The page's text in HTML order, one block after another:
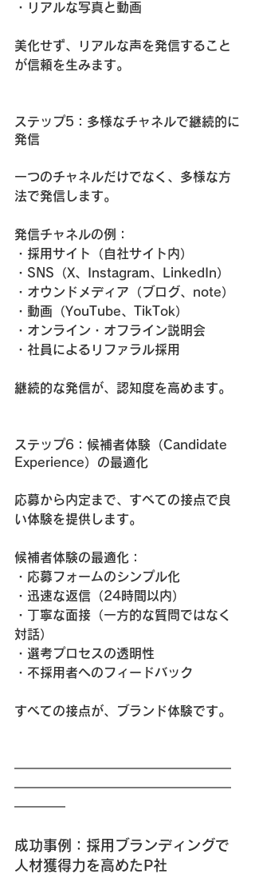
・リアルな写真と動画
美化せず、リアルな声を発信すること
が信頼を生みます。
ステップ5：多様なチャネルで継続的に
発信
一つのチャネルだけでなく、多様な方
法で発信します。
発信チャネルの例：
・採用サイト（自社サイト内）
・SNS（X、Instagram、LinkedIn）
・オウンドメディア（ブログ、note）
・動画（YouTube、TikTok）
・オンライン・オフライン説明会
・社員によるリファラル採用
継続的な発信が、認知度を高めます。
ステップ6：候補者体験（Candidate
Experience）の最適化
応募から内定まで、すべての接点で良
い体験を提供します。
候補者体験の最適化：
・応募フォームのシンプル化
・迅速な返信（24時間以内）
・丁寧な面接（一方的な質問ではなく
対話）
・選考プロセスの透明性
・不採用者へのフィードバック
すべての接点が、ブランド体験です。
━━━━━━━━━━━━━━━━━
━━━━━━━━━━━━━━━━━
━━━━
成功事例：採用ブランディングで
人材獲得力を高めたP社